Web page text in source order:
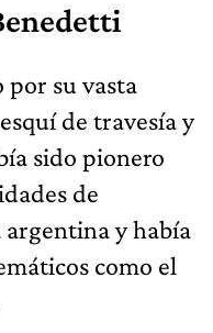
por su vasta
de travesía y
sido pionero
de
y había
como el